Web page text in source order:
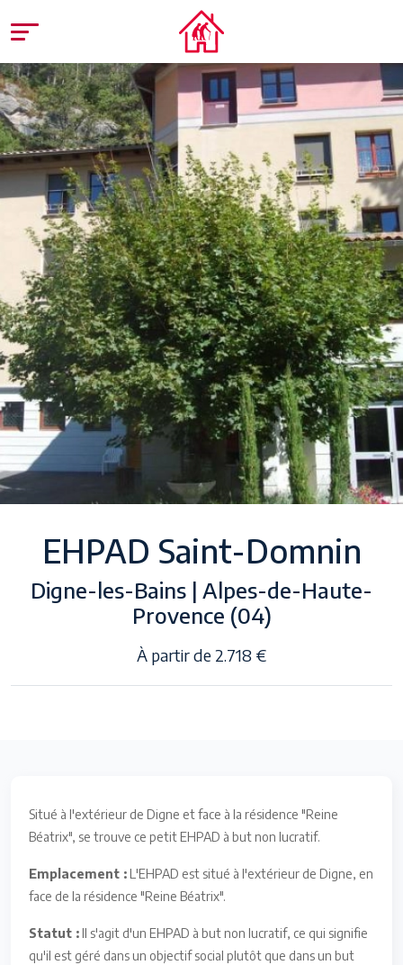
EHPAD Saint-Domnin
Digne-les-Bains | Alpes-de-Haute-
Provence (04)
À partir de 2.718 €
Situé à l'extérieur de Digne et face à la résidence "Reine
Béatrix", se trouve ce petit EHPAD à but non lucratif.
Emplacement :L'EHPAD est situé à l'extérieur de Digne, en
face de la résidence "Reine Béatrix".
Statut :Il s'agit d'un EHPAD à but non lucratif, ce qui signifie
qu'il est géré dans un objectif social plutôt que dans un but